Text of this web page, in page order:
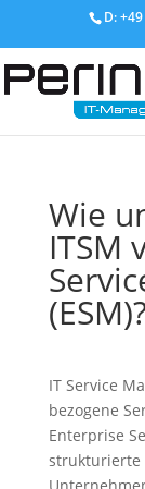
D:
Wie
ITSM
(ESM)?
IT Service
bezogene
Enterprise
strukturierte